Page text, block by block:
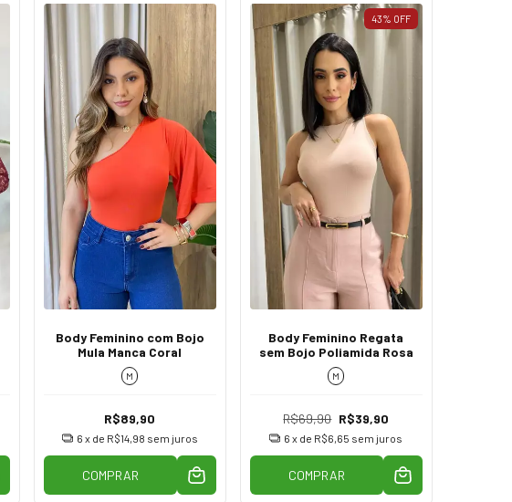
Body Feminino com Bojo
Mula Manca Coral
M
R$89,90
6 x de R$14,98 sem juros
COMPRAR
43% OFF
Body Feminino Regata
sem Bojo Poliamida Rosa
M
R$69,90 R$39,90
6 x de R$6,65 sem juros
COMPRAR